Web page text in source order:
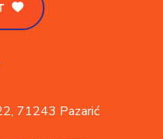
71243 Pazarić